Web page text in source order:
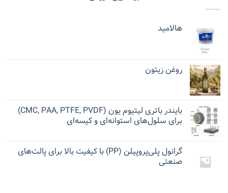
هالامید
روغن زیتون
بایندر باتری لیتیوم یون (CMC, PAA, PTFE, PVDF)
برای سلول‌های استوانه‌ای و کیسه‌ای
گرانول پلی‌پروپیلن (PP) با کیفیت بالا برای پالت‌های
صنعتی